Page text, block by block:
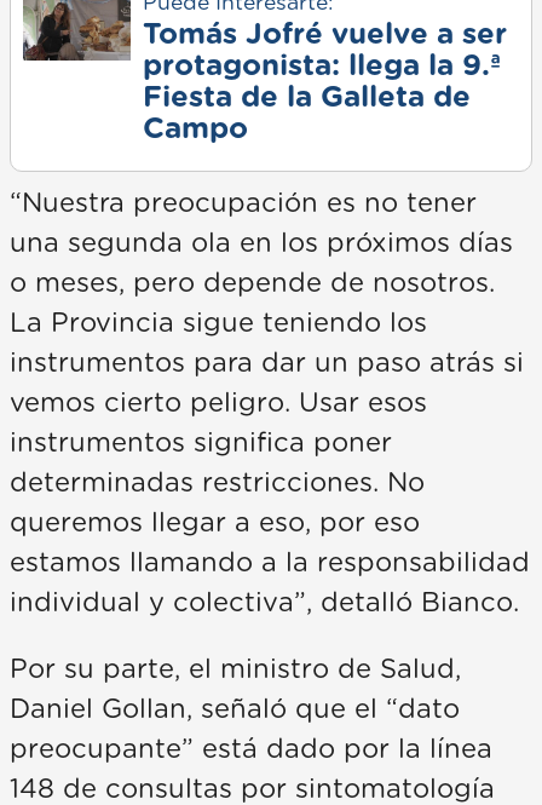
Tomás Jofré vuelve a ser
protagonista: llega la 9.ª
Fiesta de la Galleta de
Campo
“Nuestra preocupación es no tener
una segunda ola en los próximos días
o meses, pero depende de nosotros.
La Provincia sigue teniendo los
instrumentos para dar un paso atrás si
vemos cierto peligro. Usar esos
instrumentos significa poner
determinadas restricciones. No
queremos llegar a eso, por eso
estamos llamando a la responsabilidad
individual y colectiva”, detalló Bianco.
Por su parte, el ministro de Salud,
Daniel Gollan, señaló que el “dato
preocupante” está dado por la línea
148 de consultas por sintomatología